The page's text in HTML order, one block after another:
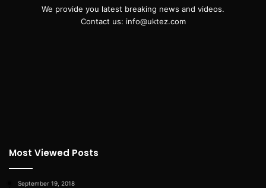
We provide you latest breaking news and videos.
Contact us: info@uktez.com
Most Viewed Posts
September 19, 2018